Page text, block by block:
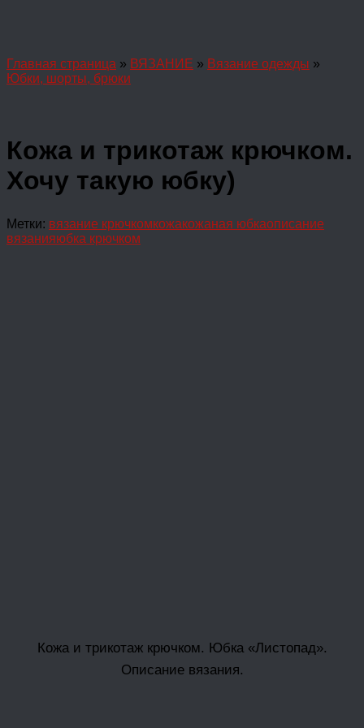
Главная страница » ВЯЗАНИЕ » Вязание одежды »
Юбки, шорты, брюки
Кожа и трикотаж крючком.
Хочу такую юбку)
Метки: вязание крючкомкожакожаная юбкаописание
вязанияюбка крючком
Кожа и трикотаж крючком. Юбка «Листопад».
Описание вязания.